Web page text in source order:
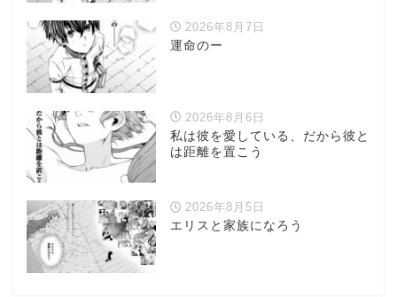
2026年8月7日
運命のー
2026年8月6日
私は彼を愛している、だから彼と
は距離を置こう
2026年8月5日
エリスと家族になろう